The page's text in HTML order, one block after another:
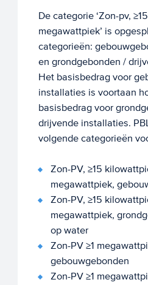
De categorie ‘Zon-pv,
megawattpiek’ is
categorieën:
en grondgebonden /
Het basisbedrag voor
installaties is voortaan
basisbedrag voor
drijvende installaties.
volgende categorieën
Zon-PV, ≥15
megawattpiek,
Zon-PV, ≥15
megawattpiek,
op water
Zon-PV ≥1
gebouwgebonden
Zon-PV ≥1